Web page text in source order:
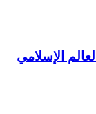
الإسلامي